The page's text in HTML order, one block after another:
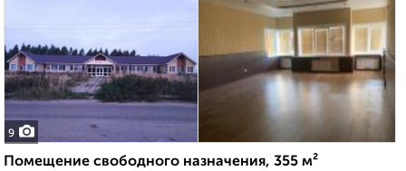
9
Помещение свободного назначения, 355 м²